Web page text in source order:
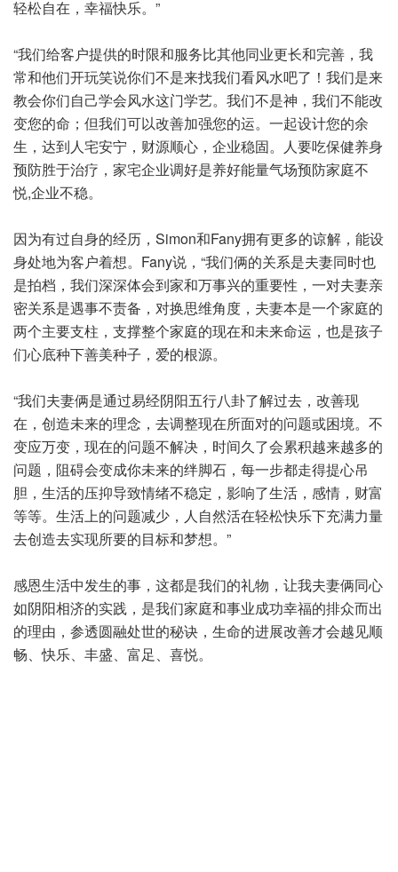
轻松自在，幸福快乐。”
“我们给客户提供的时限和服务比其他同业更长和完善，我
常和他们开玩笑说你们不是来找我们看风水吧了！我们是来
教会你们自己学会风水这门学艺。我们不是神，我们不能改
变您的命；但我们可以改善加强您的运。一起设计您的余
生，达到人宅安宁，财源顺心，企业稳固。人要吃保健养身
预防胜于治疗，家宅企业调好是养好能量气场预防家庭不
悦,企业不稳。
因为有过自身的经历，Simon和Fany拥有更多的谅解，能设
身处地为客户着想。Fany说，“我们俩的关系是夫妻同时也
是拍档，我们深深体会到家和万事兴的重要性，一对夫妻亲
密关系是遇事不责备，对换思维角度，夫妻本是一个家庭的
两个主要支柱，支撑整个家庭的现在和未来命运，也是孩子
们心底种下善美种子，爱的根源。
“我们夫妻俩是通过易经阴阳五行八卦了解过去，改善现
在，创造未来的理念，去调整现在所面对的问题或困境。不
变应万变，现在的问题不解决，时间久了会累积越来越多的
问题，阻碍会变成你未来的绊脚石，每一步都走得提心吊
胆，生活的压抑导致情绪不稳定，影响了生活，感情，财富
等等。生活上的问题减少，人自然活在轻松快乐下充满力量
去创造去实现所要的目标和梦想。”
感恩生活中发生的事，这都是我们的礼物，让我夫妻俩同心
如阴阳相济的实践，是我们家庭和事业成功幸福的排众而出
的理由，参透圆融处世的秘诀，生命的进展改善才会越见顺
畅、快乐、丰盛、富足、喜悦。